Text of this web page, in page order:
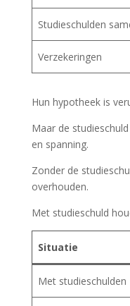
Studieschulden
Verzekeringen
Hun hypotheek is
Maar de
en spanning.
Zonder de
overhouden.
Met studieschuld
Situatie
Met studieschulden